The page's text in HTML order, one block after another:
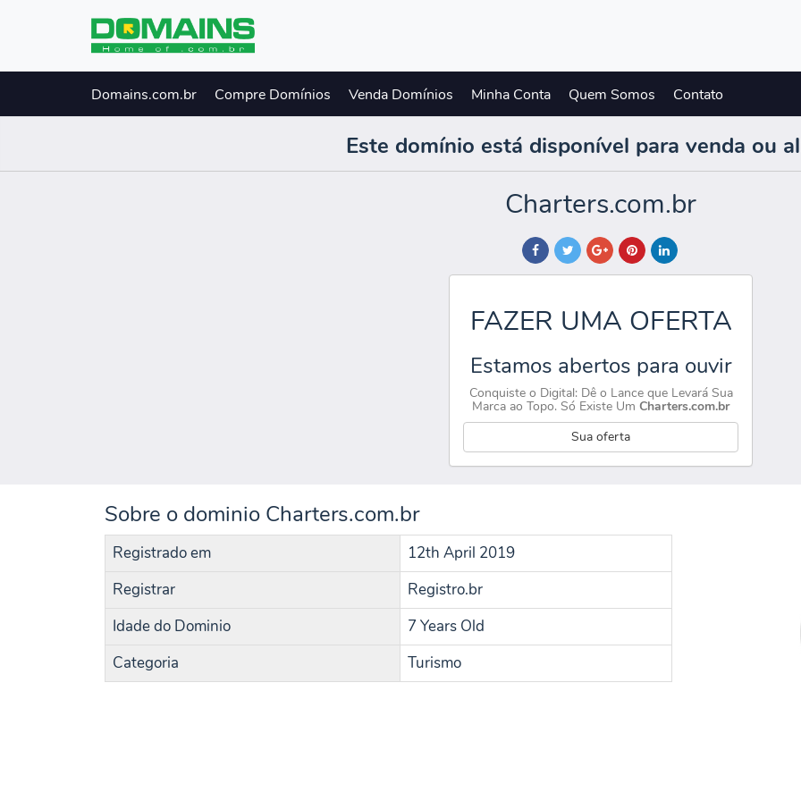
Domains.com.br Compre Domínios Venda Domínios Minha Conta Quem Somos Contato
Este domínio está disponível para venda ou
Charters.com.br
FAZER UMA OFERTA
Estamos abertos para ouvir
Conquiste o Digital: Dê o Lance que Levará Sua
Marca ao Topo. Só Existe Um Charters.com.br
Sua oferta
Sobre o dominio Charters.com.br
Registrado em
12th April 2019
Registrar
Registro.br
Idade do Dominio
7 Years Old
Categoria
Turismo